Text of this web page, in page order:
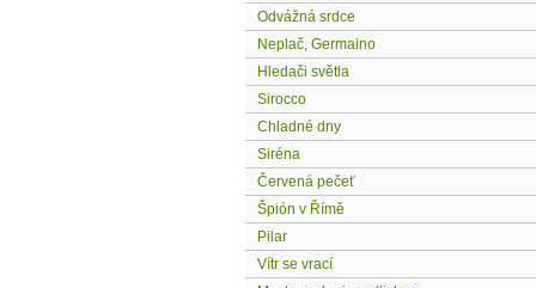
Odvážná srdce
Neplač, Germaino
Hledači světla
Sirocco
Chladné dny
Siréna
Červená pečeť
Špión v Římě
Pilar
Vítr se vrací